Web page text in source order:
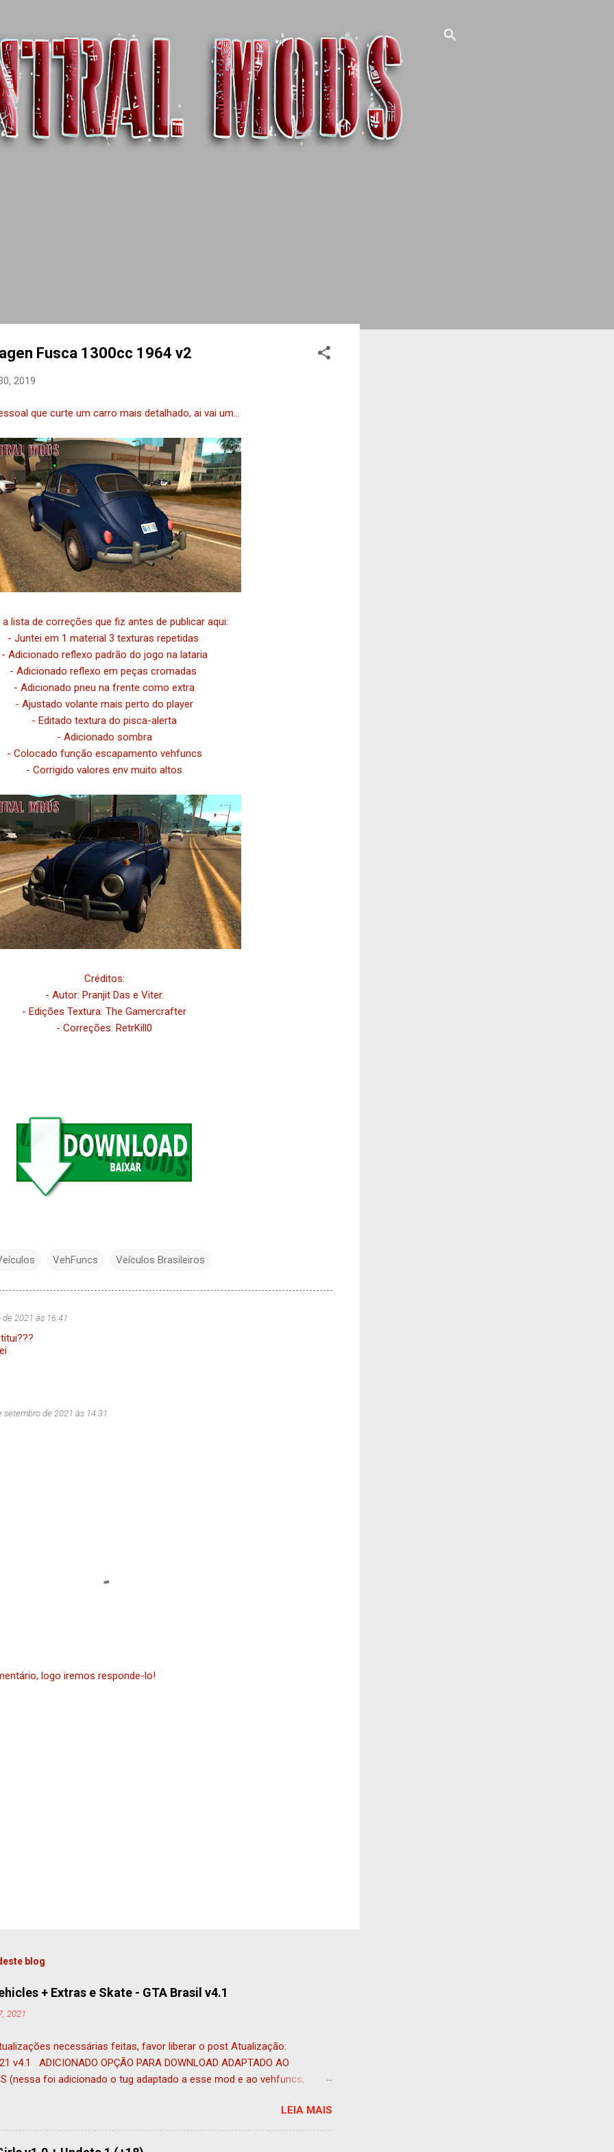
Fusca 1300cc 1964 v2
2019
que curte um carro mais detalhado, ai vai um...
a lista de correções que fiz antes de publicar aqui:
- Juntei em 1 material 3 texturas repetidas
- Adicionado reflexo padrão do jogo na lataria
- Adicionado reflexo em peças cromadas
- Adicionado pneu na frente como extra
- Ajustado volante mais perto do player
- Editado textura do pisca-alerta
- Adicionado sombra
- Colocado função escapamento vehfuncs
- Corrigido valores env muito altos
Créditos:
- Autor: Pranjit Das e Viter.
- Edições Textura: The Gamercrafter
- Correções: RetrKill0
VehFuncs Veículos Brasileiros
2021 às 16:41
setembro de 2021 às 14:31
logo iremos responde-lo!
blog
+ Extras e Skate - GTA Brasil v4.1
2021
necessárias feitas, favor liberar o post Atualização:
v4.1 ADICIONADO OPÇÃO PARA DOWNLOAD ADAPTADO AO
(nessa foi adicionado o tug adaptado a esse mod e ao vehfuncs,
SEM VEHFUNCS (COMPATÍVEL COM ANDROID) MUITOS PEDIRAM, E A
COM ANDROID ESTÁ DISPONÍVEL NESSE POST, COMO
SEM VEHFUNCS Atualização: 01/11/2021 V4 * Aplicado
LEIA MAIS